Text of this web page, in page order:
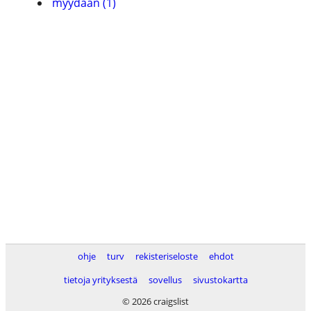
ohje turv rekisteriseloste
ehdot
tietoja yrityksestä
sovellus
sivustokartta
© 2026 craigslist